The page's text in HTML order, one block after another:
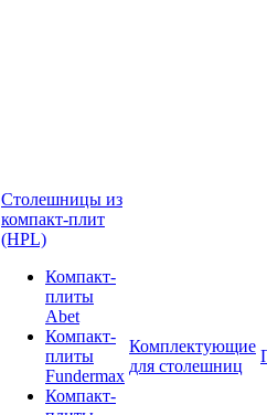
Столешницы из
компакт-плит
(HPL)
Компакт-
плиты
Abet
Компакт-
плиты
Fundermax
Компакт-
Комплектующие
для столешниц